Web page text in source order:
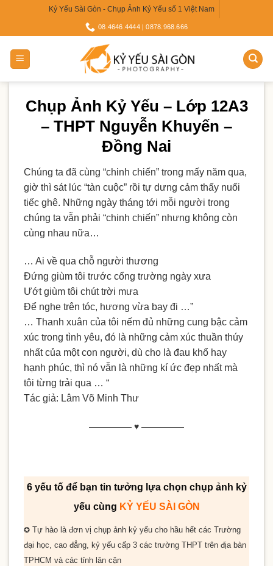
content
Kỷ Yếu Sài Gòn - Chụp Ảnh Kỷ Yếu số 1 Việt Nam
08.4646.4444 | 0878.968.666
Chụp Ảnh Kỷ Yếu – Lớp 12A3
– THPT Nguyễn Khuyến –
Đồng Nai
Chúng ta đã cùng “chinh chiến” trong mấy năm qua,
giờ thì sát lúc “tàn cuộc” rồi tự dưng cảm thấy nuối
tiếc ghê. Những ngày tháng tới mỗi người trong
chúng ta vẫn phải “chinh chiến” nhưng không còn
cùng nhau nữa…
… Ai về qua chỗ người thương
Đứng giùm tôi trước cổng trường ngày xưa
Ướt giùm tôi chút trời mưa
Để nghe trên tóc, hương vừa bay đi …”
… Thanh xuân của tôi nếm đủ những cung bậc cảm
xúc trong tình yêu, đó là những cảm xúc thuần thúy
nhất của một con người, dù cho là đau khổ hay
hạnh phúc, thì nó vẫn là những kí ức đẹp nhất mà
tôi từng trải qua … “
Tác giả: Lâm Võ Minh Thư
————— ♥ —————
6 yếu tố để bạn tin tưởng lựa chọn chụp ảnh kỷ
yếu cùng KỶ YẾU SÀI GÒN
✪ Tự hào là đơn vị chụp ảnh kỷ yếu cho hầu hết các Trường
đại học, cao đẳng, kỷ yếu cấp 3 các trường THPT trên địa bàn
TPHCM và các tỉnh lân cận